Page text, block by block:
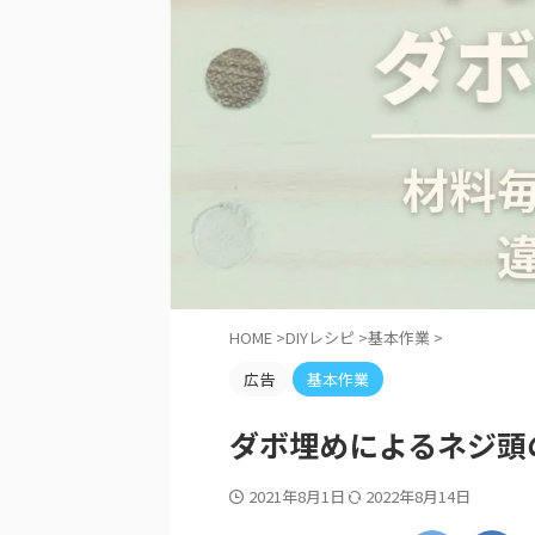
HOME >DIYレシピ >基本作業 >
広告
基本作業
ダボ埋めによるネジ
2021年8月1日 2022年8月14日